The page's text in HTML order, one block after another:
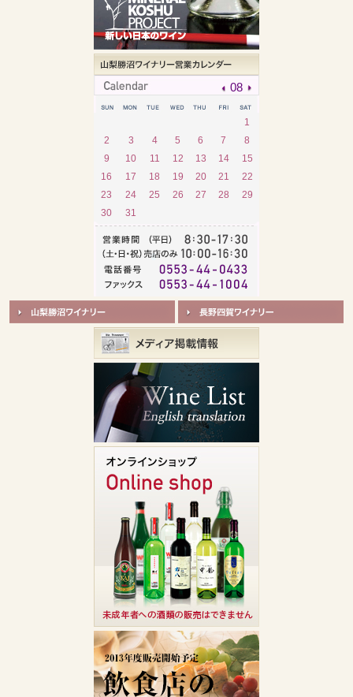
08
1
2
3 4 5 6 7
8
9
10 11 12 13 14
15
16
17 18 19 20 21
22
23
24 25 26 27 28
29
30
31